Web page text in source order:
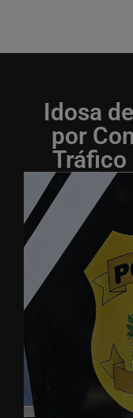
Idosa
por
Tráfico